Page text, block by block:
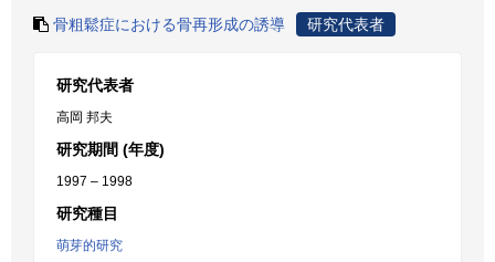
骨粗鬆症における骨再形成の誘導 研究代表者
研究代表者
高岡 邦夫
研究期間 (年度)
1997 – 1998
研究種目
萌芽的研究